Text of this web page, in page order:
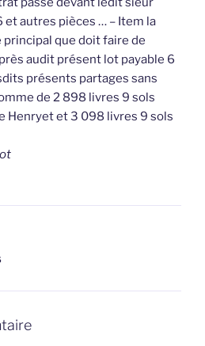
et autres pièces … – Item la
que doit faire de
audit présent lot payable 6
présents partages sans
de 2 898 livres 9 sols
Henryet et 3 098 livres 9 sols